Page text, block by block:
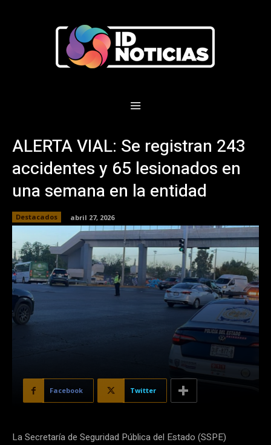
ALERTA VIAL: Se registran 243
accidentes y 65 lesionados en
una semana en la entidad
Destacados abril 27, 2026
Facebook Twitter
La Secretaría de Seguridad Pública del Estado (SSPE)